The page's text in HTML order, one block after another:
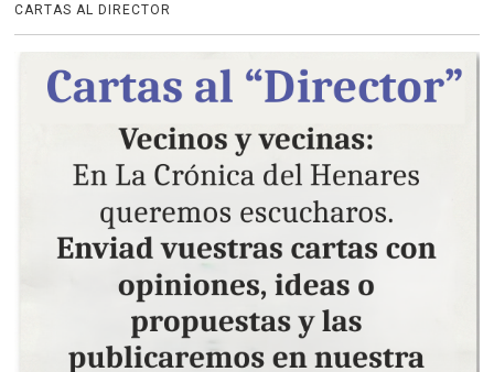
CARTAS AL DIRECTOR